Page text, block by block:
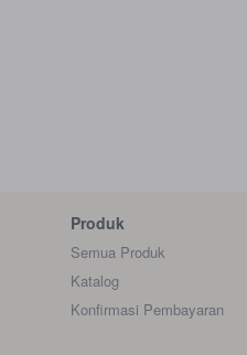
Produk
Semua Produk
Katalog
Konfirmasi Pembayaran